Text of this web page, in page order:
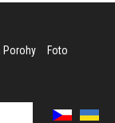
Porohy Foto